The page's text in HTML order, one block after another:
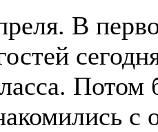
В
Потом